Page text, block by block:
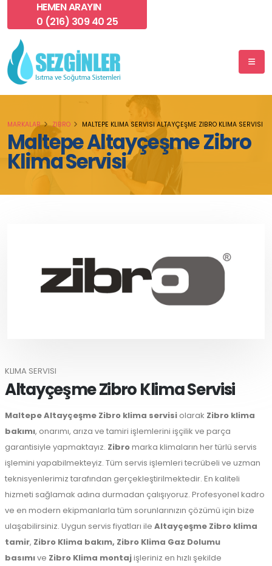
HEMEN ARAYIN
0 (216) 309 40 25
Maltepe Altayçeşme Zibro
Klima Servisi
MARKALAR ZIBRO MALTEPE KLIMA SERVISI ALTAYÇEŞME ZIBRO KLIMA SERVISI
KLIMA SERVISI
Altayçeşme Zibro Klima Servisi
MaltepeAltayçeşme Zibro klima servisi olarak Zibro klima
bakımı, onarımı, arıza ve tamiri işlemlerini işçilik ve parça
garantisiyle yapmaktayız. Zibromarka klimaların her türlü servis
işlemini yapabilmekteyiz. Tüm servis işlemleri tecrübeli ve uzman
teknisyenlerimiz tarafından gerçekleştirilmektedir. En kaliteli
hizmeti sağlamak adına durmadan çalışıyoruz. Profesyonel kadro
ve en modern ekipmanlarla tüm sorunlarınızın çözümü için bize
ulaşabilirsiniz. Uygun servis fiyatları ile Altayçeşme Zibro klima
tamir, Zibro Klima bakım, Zibro Klima Gaz Dolumu
basımıve Zibro Klima montajişleriniz en hızlı şekilde